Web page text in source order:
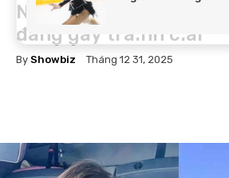
Nữ TikToker lái
đang gây tra:nh c:ãi
By Showbiz Tháng 12 31, 2025